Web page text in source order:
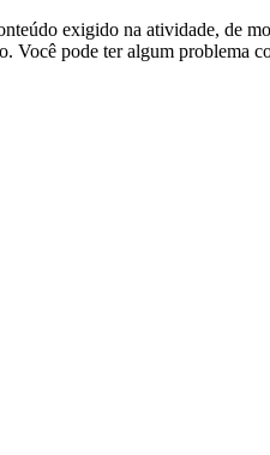
exigido na atividade, de
Você pode ter algum problema